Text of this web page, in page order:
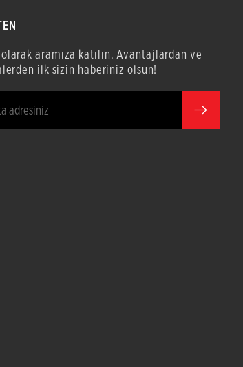
aramıza katılın. Avantajlardan ve
ilk sizin haberiniz olsun!